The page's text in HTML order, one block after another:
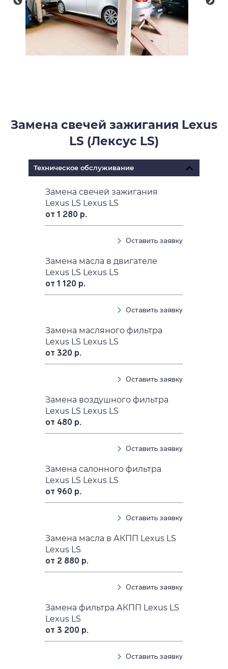
Замена свечей зажигания Lexus
LS (Лексус LS)
Техническое обслуживание
Замена свечей зажигания
Lexus LS Lexus LS
от 1 280 р.
Оставить заявку
Замена масла в двигателе
Lexus LS Lexus LS
от 1 120 р.
Оставить заявку
Замена масляного фильтра
Lexus LS Lexus LS
от 320 р.
Оставить заявку
Замена воздушного фильтра
Lexus LS Lexus LS
от 480 р.
Оставить заявку
Замена салонного фильтра
Lexus LS Lexus LS
от 960 р.
Оставить заявку
Замена масла в АКПП Lexus LS
Lexus LS
от 2 880 р.
Оставить заявку
Замена фильтра АКПП Lexus LS
Lexus LS
от 3 200 р.
Оставить заявку